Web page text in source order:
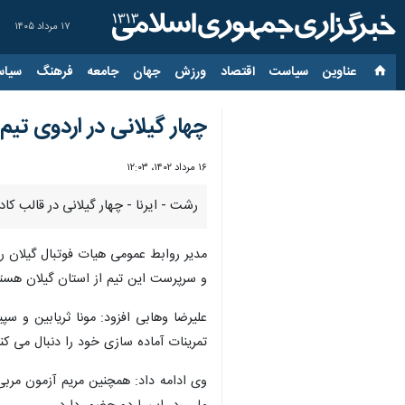
۱۷ مرداد ۱۴۰۵
عناوین‌ سیاست اقتصاد ورزش جهان جامعه فرهنگ
چهار گیلانی در اردوی
۱۶ مرداد ۱۴۰۲، ۱۲:۰۳